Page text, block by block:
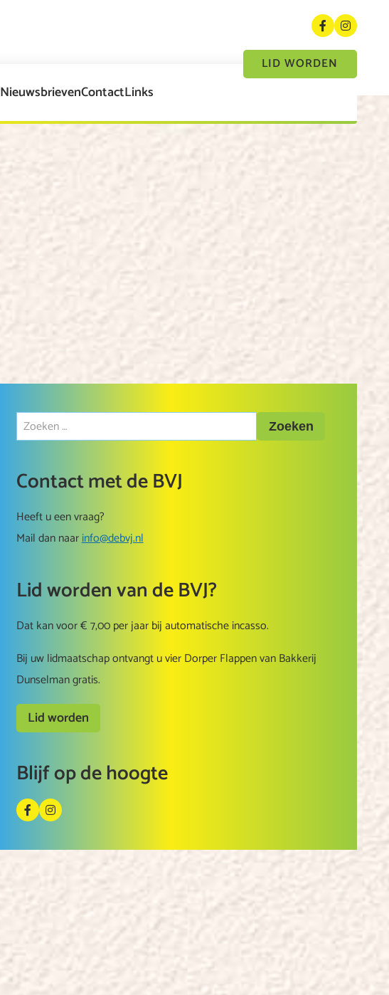
LID WORDEN
NieuwsbrievenContactLinks
Contact met de BVJ
Heeft u een vraag?
Mail dan naarinfo@debvj.nl
Lid worden van de BVJ?
Dat kan voor € 7,00 per jaar bij automatische incasso.
Bij uw lidmaatschap ontvangt u vier Dorper Flappen van Bakkerij
Dunselman gratis.
Lid worden
Blijf op de hoogte